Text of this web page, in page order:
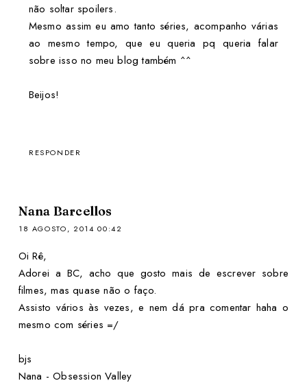
não soltar spoilers.
Mesmo assim eu amo tanto séries, acompanho várias
ao mesmo tempo, que eu queria pq queria falar
sobre isso no meu blog também ^^
Beijos!
RESPONDER
Nana Barcellos
18 AGOSTO, 2014 00:42
Oi Rê,
Adorei a BC, acho que gosto mais de escrever sobre
filmes, mas quase não o faço.
Assisto vários às vezes, e nem dá pra comentar haha o
mesmo com séries =/
bjs
Nana - Obsession Valley